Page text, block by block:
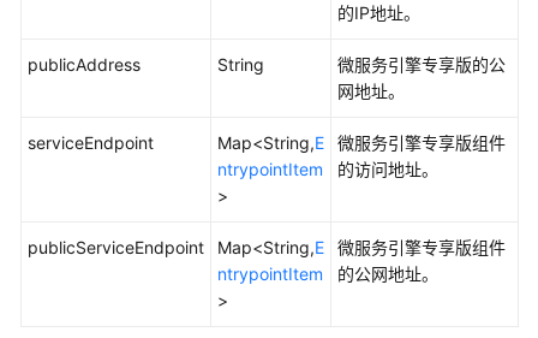
务
备
-
MicroserviceEngineBackupRecovery
的IP地址。
publicAddress String
微服务引擎专享版的公
网地址。
serviceEndpoint Map<String,E
ntrypointItem
>
微服务引擎专享版组件
的访问地址。
publicServiceEndpoint Map<String,E
ntrypointItem
>
微服务引擎专享版组件
的公网地址。